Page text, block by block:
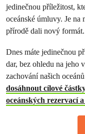
jedinečnou příležitost,
oceánské úmluvy. Je na
přírodě dali nový
Dnes máte jedinečnou
dar, bez ohledu na jeho
zachování našich
dosáhnout cílové
oceánských rezervací